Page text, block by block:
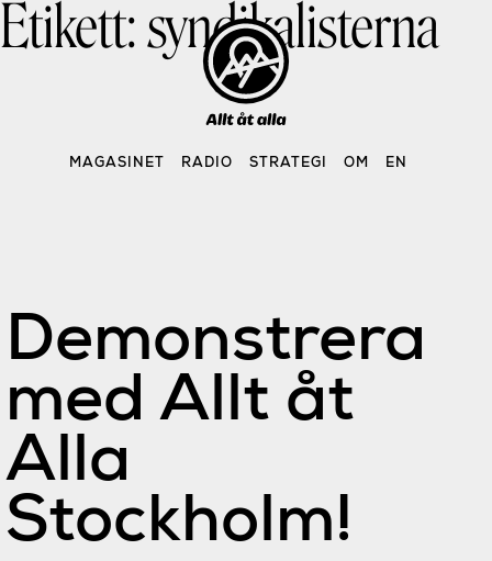
Skip
MAGASINET RADIO STRATEGI OM EN
Etikett:syndikalisterna
Demonstrera
med Allt åt
Alla
Stockholm!